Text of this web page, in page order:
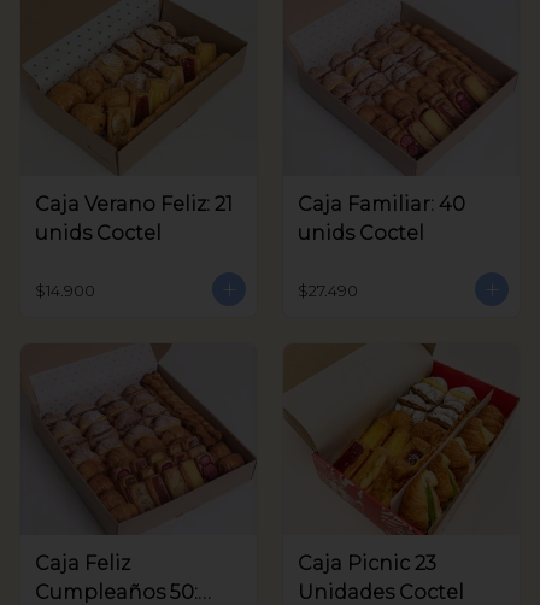
Caja Verano Feliz: 21
unids Coctel
$14.900
Caja Familiar: 40
unids Coctel
$27.490
Caja Feliz
Cumpleaños 50:
Caja Picnic 23
Unidades Coctel